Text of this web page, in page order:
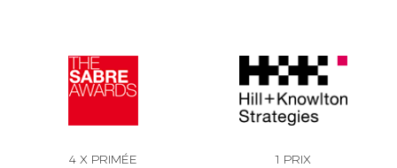
4 X PRIMÉE 1 PRIX